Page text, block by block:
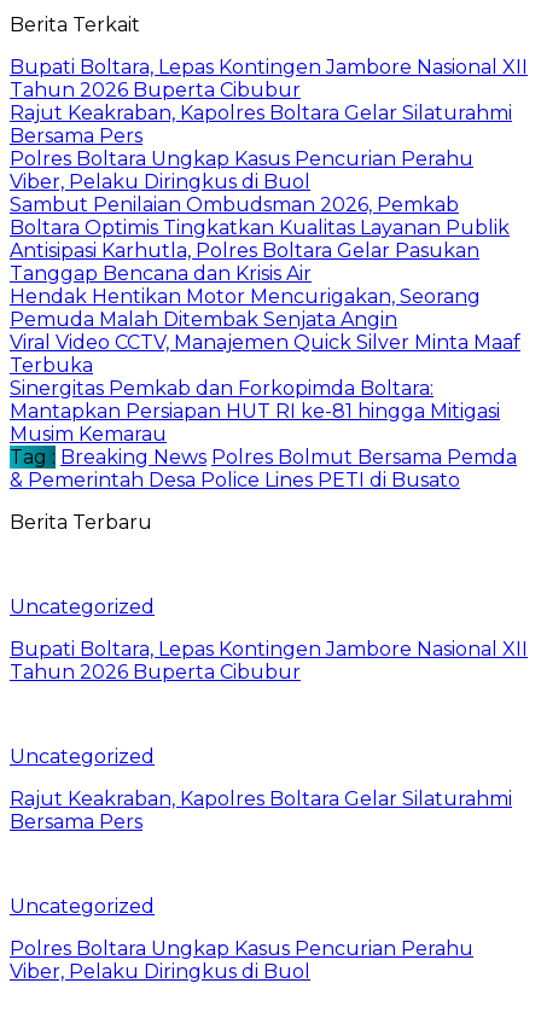
Berita Terkait
Bupati Boltara, Lepas Kontingen Jambore Nasional XII
Tahun 2026 Buperta Cibubur
Rajut Keakraban, Kapolres Boltara Gelar Silaturahmi
Bersama Pers
Polres Boltara Ungkap Kasus Pencurian Perahu
Viber, Pelaku Diringkus di Buol
Sambut Penilaian Ombudsman 2026, Pemkab
Boltara Optimis Tingkatkan Kualitas Layanan Publik
Antisipasi Karhutla, Polres Boltara Gelar Pasukan
Tanggap Bencana dan Krisis Air
Hendak Hentikan Motor Mencurigakan, Seorang
Pemuda Malah Ditembak Senjata Angin
Viral Video CCTV, Manajemen Quick Silver Minta Maaf
Terbuka
Sinergitas Pemkab dan Forkopimda Boltara:
Mantapkan Persiapan HUT RI ke-81 hingga Mitigasi
Musim Kemarau
Tag : Breaking News Polres Bolmut Bersama Pemda
& Pemerintah Desa Police Lines PETI di Busato
Berita Terbaru
Uncategorized
Bupati Boltara, Lepas Kontingen Jambore Nasional XII
Tahun 2026 Buperta Cibubur
Uncategorized
Rajut Keakraban, Kapolres Boltara Gelar Silaturahmi
Bersama Pers
Uncategorized
Polres Boltara Ungkap Kasus Pencurian Perahu
Viber, Pelaku Diringkus di Buol